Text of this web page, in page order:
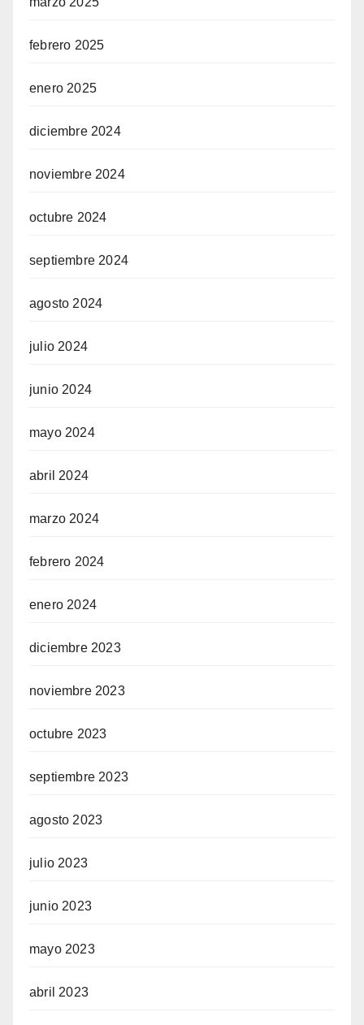
febrero 2025
enero 2025
diciembre 2024
noviembre 2024
octubre 2024
septiembre 2024
agosto 2024
julio 2024
junio 2024
mayo 2024
abril 2024
marzo 2024
febrero 2024
enero 2024
diciembre 2023
noviembre 2023
octubre 2023
septiembre 2023
agosto 2023
julio 2023
junio 2023
mayo 2023
abril 2023